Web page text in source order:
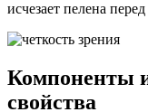
исчезает пелена
Компоненты
свойства